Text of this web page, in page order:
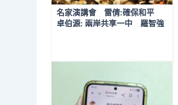
名家演講會 雷倩:確保和平
卓伯源: 兩岸共享一中 羅智強